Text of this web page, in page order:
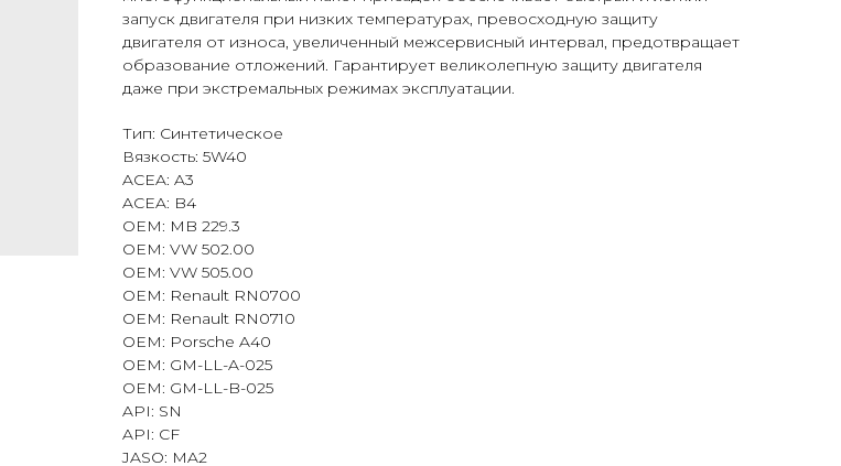
запуск двигателя при низких температурах, превосходную защиту
двигателя от износа, увеличенный межсервисный интервал, предотвращает
образование отложений. Гарантирует великолепную защиту двигателя
даже при экстремальных режимах эксплуатации.
Тип: Синтетическое
Вязкость: 5W40
ACEA: A3
ACEA: B4
OEM: MB 229.3
OEM: VW 502.00
OEM: VW 505.00
OEM: Renault RN0700
OEM: Renault RN0710
OEM: Porsche A40
OEM: GM-LL-A-025
OEM: GM-LL-B-025
API: SN
API: CF
JASO: MA2